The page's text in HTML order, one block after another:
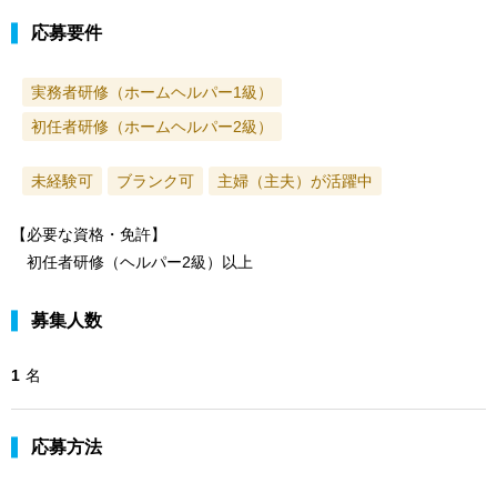
応募要件
実務者研修（ホームヘルパー1級）
初任者研修（ホームヘルパー2級）
未経験可 ブランク可 主婦（主夫）が活躍中
【必要な資格・免許】
初任者研修（ヘルパー2級）以上
募集人数
1 名
応募方法